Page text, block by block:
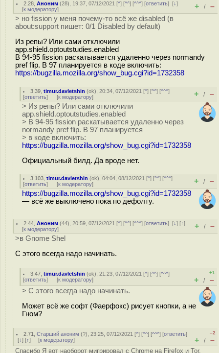
2.28 ,Аноним (28), 19:37, 07/12/2021 [^] [^^] [^^^] [ответить][↓]
[к модератору] + / –
> но fission у меня почему-то всё же disabled (в
about:support пишет: 0/1 Disabled by default)
Из репы? Или сами отключили
app.shield.optoutstudies.enabled
В 94-95 fission раскатывается удаленно через normandy
pref flip. В 97 планируется в коде включить:
https://bugzilla.mozilla.org/show_bug.cgi?id=1732358
3.39 ,timur.davletshin (ok), 20:34, 07/12/2021 [^] [^^] [^^^]
[ответить] [к модератору] + / –
> Из репы? Или сами отключили
app.shield.optoutstudies.enabled
> В 94-95 fission раскатывается удаленно через
normandy pref flip. В 97 планируется
> в коде включить:
https://bugzilla.mozilla.org/show_bug.cgi?id=1732358
Официальный билд. Да вроде нет.
3.103 ,timur.davletshin (ok), 04:04, 08/12/2021 [^] [^^] [^^^]
[ответить] [к модератору] + / –
https://bugzilla.mozilla.org/show_bug.cgi?id=1732358
— всё же выключено пока по дефолту.
2.44 ,Аноним (44), 20:59, 07/12/2021 [^] [^^] [^^^] [ответить][↓] [↑]
[к модератору] + / –
>в Gnome Shel
С этого всегда надо начинать.
3.47 ,timur.davletshin (ok), 21:23, 07/12/2021 [^] [^^] [^^^]
[ответить] [к модератору]
+1
+ / –
> С этого всегда надо начинать.
Может всё же софт (Фаерфокс) рисует кнопки, а не
Гном?
2.71 ,Старший аноним (?), 23:25, 07/12/2021 [^] [^^] [^^^] [ответить]
[↓] [↑] [к модератору]
–2
+ / –
Спасибо Я вот наоборот мигрировал с Chrome на Firefox и Tor,